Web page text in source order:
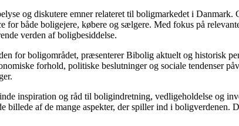
og diskutere emner relateret til boligmarkedet i
både boligejere, købere og sælgere. Med fokus på
verden af boligbesiddelse.
for boligområdet, præsenterer Bibolig aktuelt og historisk
forhold, politiske beslutninger og sociale tendenser
inspiration og råd til boligindretning, vedligeholdelse og
af de mange aspekter, der spiller ind i